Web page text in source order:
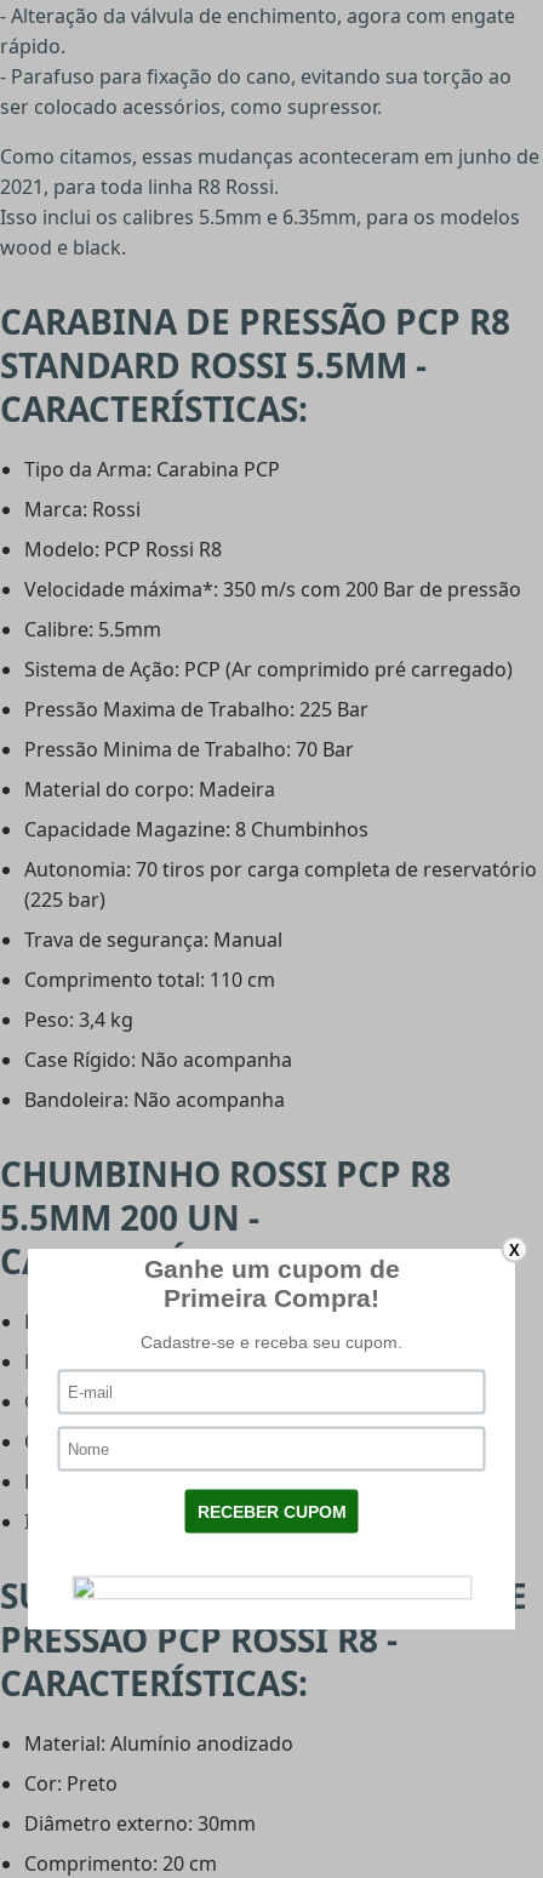
- Alteração da válvula de enchimento, agora com engate
rápido.
- Parafuso para fixação do cano, evitando sua torção ao
ser colocado acessórios, como supressor.
Como citamos, essas mudanças aconteceram em junho de
2021, para toda linha R8 Rossi.
Isso inclui os calibres 5.5mm e 6.35mm, para os modelos
wood e black.
CARABINA DE PRESSÃO PCP R8
STANDARD ROSSI 5.5MM -
CARACTERÍSTICAS:
Tipo da Arma: Carabina PCP
Marca: Rossi
Modelo: PCP Rossi R8
Velocidade máxima*: 350 m/s com 200 Bar de pressão
Calibre: 5.5mm
Sistema de Ação: PCP (Ar comprimido pré carregado)
Pressão Maxima de Trabalho: 225 Bar
Pressão Minima de Trabalho: 70 Bar
Material do corpo: Madeira
Capacidade Magazine: 8 Chumbinhos
Autonomia: 70 tiros por carga completa de reservatório
(225 bar)
Trava de segurança: Manual
Comprimento total: 110 cm
Peso: 3,4 kg
Case Rígido: Não acompanha
Bandoleira: Não acompanha
CHUMBINHO ROSSI PCP R8
5.5MM 200 UN -
CARACTERÍSTICAS:
Fabricante: Rossi
Modelo: PCP R8
Calibre: 5.5mm (.22)
Quantidade: 200 unidades
Peso: 1.47g - 22gr
Indicação: Carabina de Pressão PCP
SUPRESSOR PARA CARABINA DE
PRESSÃO PCP ROSSI R8 -
CARACTERÍSTICAS:
Material: Alumínio anodizado
Cor: Preto
Diâmetro externo: 30mm
Comprimento: 20 cm
X